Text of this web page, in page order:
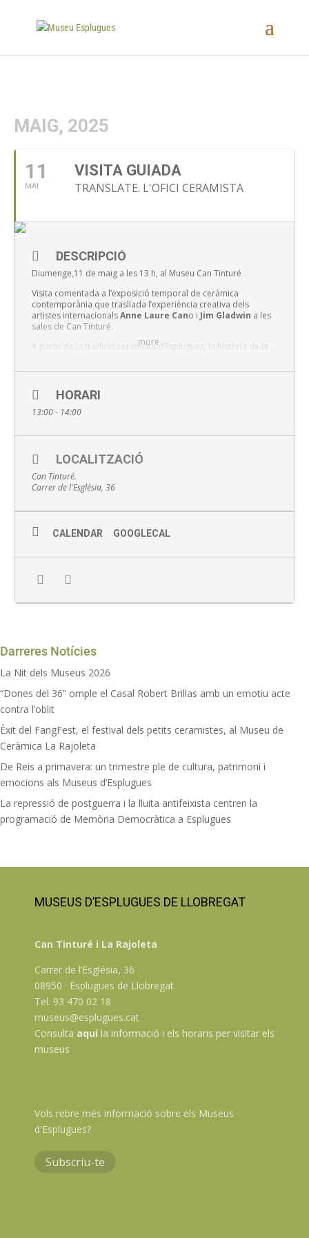
MAIG, 2025
11
MAI
VISITA GUIADA
TRANSLATE. L'OFICI CERAMISTA
more
DESCRIPCIÓ
Diumenge,11 de maig a les 13 h, al Museu Can Tinturé
Visita comentada a l’exposició temporal de ceràmica
contemporània que trasllada l’experiència creativa dels
artistes internacionalsAnne Laure Cano i Jim Gladwin a les
sales de Can Tinturé.
A partir de la tradició ceramista d’Esplugues, la història de la
Municipal, els artistes han creat noves obres que sorprenen
Preu: 3 euros
Amb inscripció prèvia recomanada al 934 700 218,
museus@esplugues.cat o online
nscripció en línia
HORARI
13:00 - 14:00
LOCALITZACIÓ
Can Tinturé.
Carrer de l'Església, 36
CALENDAR GOOGLECAL
Darreres Notícies
La Nit dels Museus 2026
“Dones del 36” omple el Casal Robert Brillas amb un emotiu acte
contra l’oblit
Èxit del FangFest, el festival dels petits ceramistes, al Museu de
Ceràmica La Rajoleta
De Reis a primavera: un trimestre ple de cultura, patrimoni i
emocions als Museus d’Esplugues
La repressió de postguerra i la lluita antifeixista centren la
programació de Memòria Democràtica a Esplugues
MUSEUS D’ESPLUGUES DE LLOBREGAT
Can Tinturé i La Rajoleta
Carrer de l’Església, 36
08950 · Esplugues de Llobregat
Tel. 93 470 02 18
museus@esplugues.cat
Consulta aquíla informació i els horaris per visitar els
museus
Vols rebre més informació sobre els Museus
d'Esplugues?
Subscriu-te